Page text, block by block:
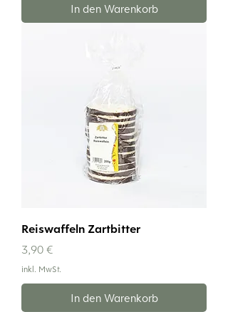
In den Warenkorb
Reiswaffeln Zartbitter
Preis
3,90 €
inkl. MwSt.
In den Warenkorb